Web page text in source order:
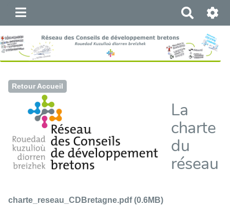
e
h
e
r
Retour Accueil
La
charte
du
réseau
charte_reseau_CDBretagne.pdf (0.6MB)